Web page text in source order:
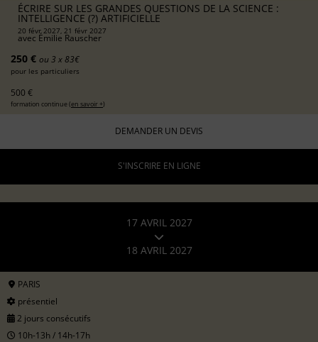
ÉCRIRE SUR LES GRANDES QUESTIONS DE LA SCIENCE :
INTELLIGENCE (?) ARTIFICIELLE
20 févr 2027, 21 févr 2027
avec Émilie Rauscher
250 € ou 3 x 83€
pour les particuliers
500 €
formation continue (en savoir +)
DEMANDER UN DEVIS
S'INSCRIRE EN LIGNE
17 AVRIL 2027
18 AVRIL 2027
PARIS
présentiel
2 jours consécutifs
10h-13h / 14h-17h